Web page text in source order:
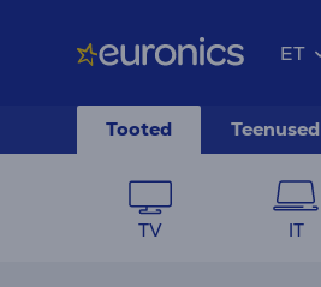
ET
Tooted Teenused
TV IT